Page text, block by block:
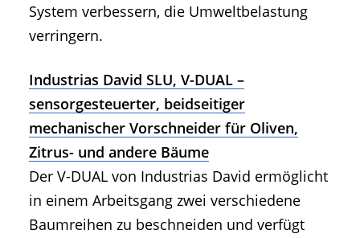
System verbessern, die Umweltbelastung
verringern.
Industrias David SLU, V-DUAL –
sensorgesteuerter, beidseitiger
mechanischer Vorschneider für Oliven,
Zitrus- und andere Bäume
Der V-DUAL von Industrias David ermöglicht
in einem Arbeitsgang zwei verschiedene
Baumreihen zu beschneiden und verfügt